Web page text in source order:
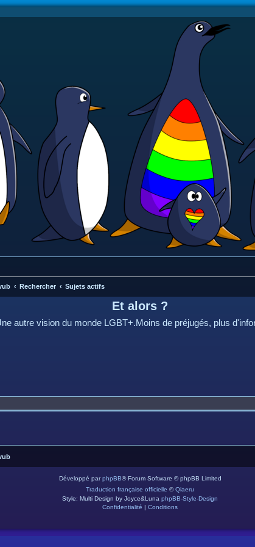
Rechercher Sujets actifs
Et alors ?
autre vision du monde LGBT+.Moins de préjugés, plus
Développé parphpBB® Forum Software © phpBB Limited
Traduction française officielle ©Qiaeru
Style: Multi Design by Joyce&Luna phpBB-Style-Design
Confidentialité | Conditions